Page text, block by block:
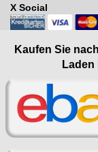
X Social
Kaufen Sie
Laden